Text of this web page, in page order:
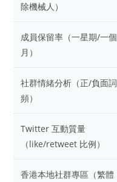
除機械人）
成員保留率（一星期/一個
月）
社群情緒分析（正/負面詞
頻）
Twitter 互動質量
（like/retweet 比例）
香港本地社群專區（繁體